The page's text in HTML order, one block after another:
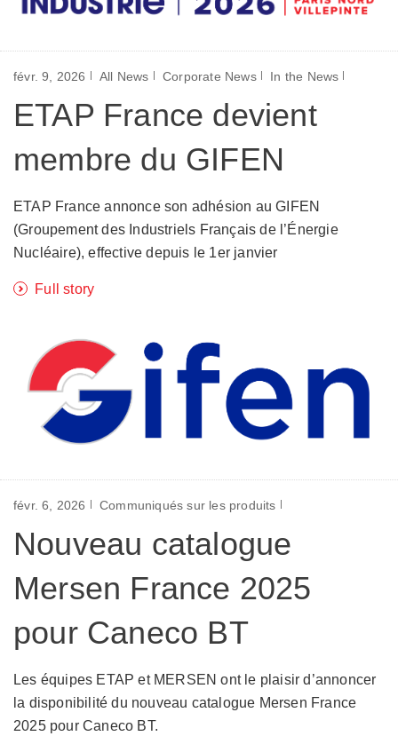
févr. 9, 2026 All News Corporate News In the News
ETAP France devient
membre du GIFEN
ETAP France annonce son adhésion au GIFEN
(Groupement des Industriels Français de l’Énergie
Nucléaire), effective depuis le 1er janvier
Full story
févr. 6, 2026 Communiqués sur les produits
Nouveau catalogue
Mersen France 2025
pour Caneco BT
Les équipes ETAP et MERSEN ont le plaisir d’annoncer
la disponibilité du nouveau catalogue Mersen France
2025 pour Caneco BT.